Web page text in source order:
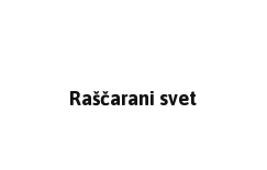
Raščarani svet